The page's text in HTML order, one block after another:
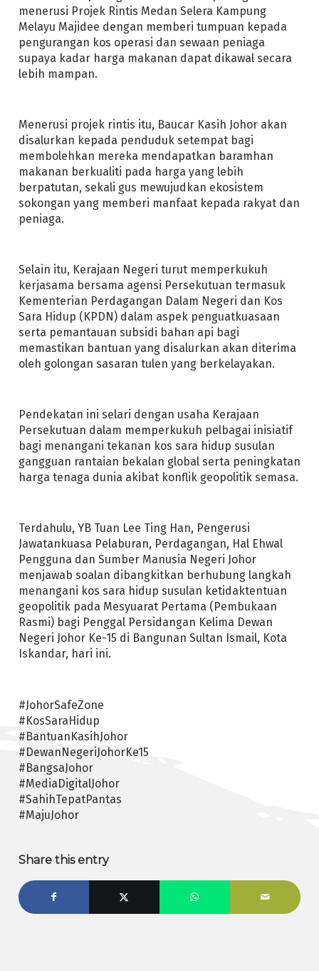
menerusi Projek Rintis Medan Selera Kampung
Melayu Majidee dengan memberi tumpuan kepada
pengurangan kos operasi dan sewaan peniaga
supaya kadar harga makanan dapat dikawal secara
lebih mampan.
Menerusi projek rintis itu, Baucar Kasih Johor akan
disalurkan kepada penduduk setempat bagi
membolehkan mereka mendapatkan baramhan
makanan berkualiti pada harga yang lebih
berpatutan, sekali gus mewujudkan ekosistem
sokongan yang memberi manfaat kepada rakyat dan
peniaga.
Selain itu, Kerajaan Negeri turut memperkukuh
kerjasama bersama agensi Persekutuan termasuk
Kementerian Perdagangan Dalam Negeri dan Kos
Sara Hidup (KPDN) dalam aspek penguatkuasaan
serta pemantauan subsidi bahan api bagi
memastikan bantuan yang disalurkan akan diterima
oleh golongan sasaran tulen yang berkelayakan.
Pendekatan ini selari dengan usaha Kerajaan
Persekutuan dalam memperkukuh pelbagai inisiatif
bagi menangani tekanan kos sara hidup susulan
gangguan rantaian bekalan global serta peningkatan
harga tenaga dunia akibat konflik geopolitik semasa.
Terdahulu, YB Tuan Lee Ting Han, Pengerusi
Jawatankuasa Pelaburan, Perdagangan, Hal Ehwal
Pengguna dan Sumber Manusia Negeri Johor
menjawab soalan dibangkitkan berhubung langkah
menangani kos sara hidup susulan ketidaktentuan
geopolitik pada Mesyuarat Pertama (Pembukaan
Rasmi) bagi Penggal Persidangan Kelima Dewan
Negeri Johor Ke-15 di Bangunan Sultan Ismail, Kota
Iskandar, hari ini.
#JohorSafeZone
#KosSaraHidup
#BantuanKasihJohor
#DewanNegeriJohorKe15
#BangsaJohor
#MediaDigitalJohor
#SahihTepatPantas
#MajuJohor
Share this entry